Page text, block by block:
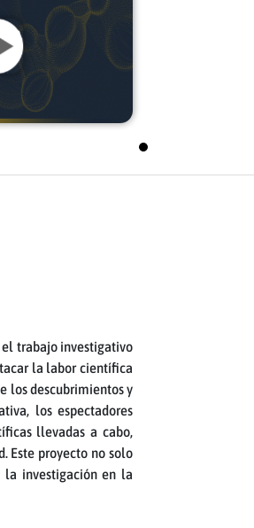
el trabajo investigativo
la labor científica
los descubrimientos y
los espectadores
llevadas a cabo,
Este proyecto no solo
investigación en la